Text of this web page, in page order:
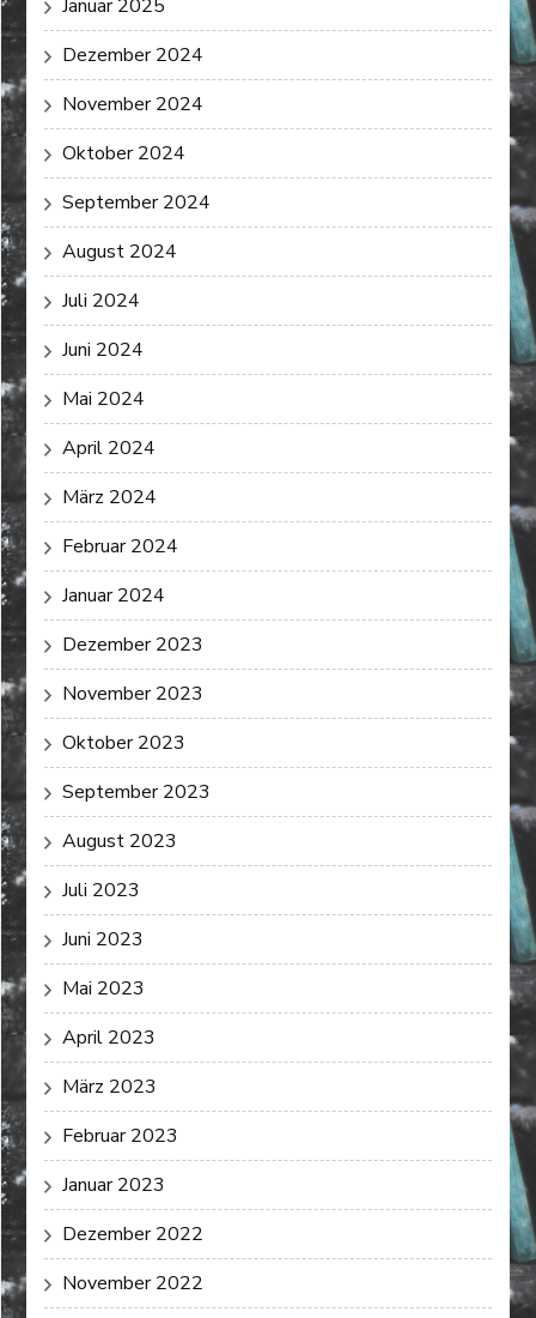
Januar 2025
Dezember 2024
November 2024
Oktober 2024
September 2024
August 2024
Juli 2024
Juni 2024
Mai 2024
April 2024
März 2024
Februar 2024
Januar 2024
Dezember 2023
November 2023
Oktober 2023
September 2023
August 2023
Juli 2023
Juni 2023
Mai 2023
April 2023
März 2023
Februar 2023
Januar 2023
Dezember 2022
November 2022